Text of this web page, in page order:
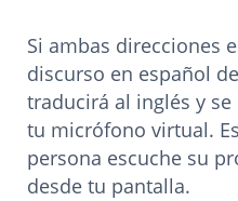
Si ambas direcciones
discurso en español
traducirá al inglés y
tu micrófono virtual.
persona escuche su
desde tu pantalla.